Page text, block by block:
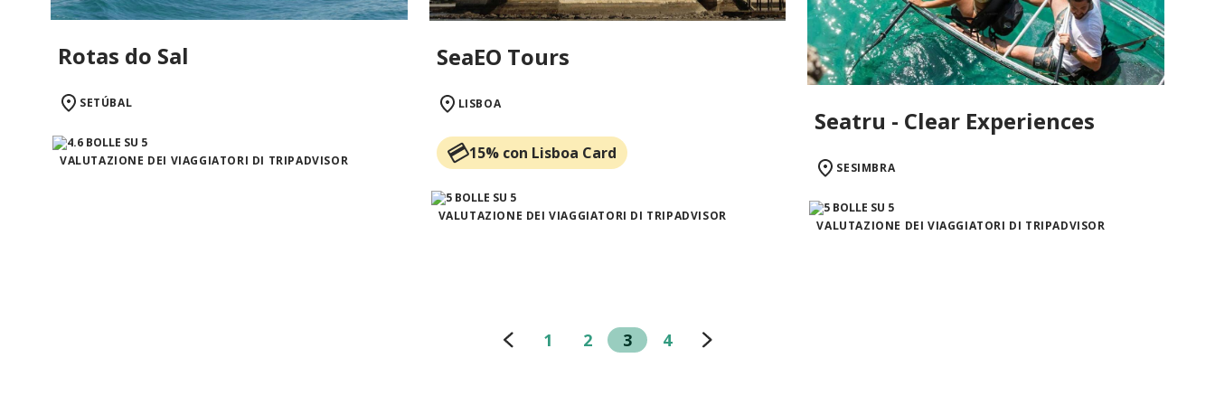
Rotas do Sal
SETÚBAL
VALUTAZIONE DEI VIAGGIATORI DI TRIPADVISOR
SeaEO Tours
LISBOA
15% con Lisboa Card
VALUTAZIONE DEI VIAGGIATORI DI TRIPADVISOR
Seatru - Clear Experiences
SESIMBRA
VALUTAZIONE DEI VIAGGIATORI DI TRIPADVISOR
1 2 3 4